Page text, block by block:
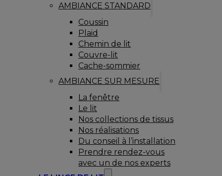
AMBIANCE STANDARD
Coussin
Plaid
Chemin de lit
Couvre-lit
Cache-sommier
AMBIANCE SUR MESURE
La fenêtre
Le lit
Nos collections de tissus
Nos réalisations
Du conseil à l’installation
Prendre rendez-vous
avec un de nos experts